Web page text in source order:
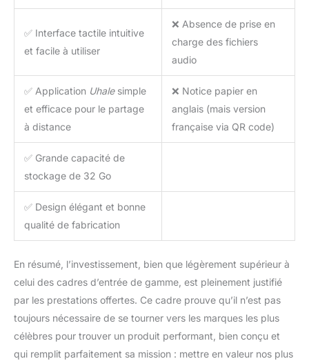
✅ Interface tactile intuitive
et facile à utiliser
❌ Absence de prise en
charge des fichiers
audio
✅ Application Uhalesimple
et efficace pour le partage
à distance
❌ Notice papier en
anglais (mais version
française via QR code)
✅ Grande capacité de
stockage de 32 Go
✅ Design élégant et bonne
qualité de fabrication
En résumé, l’investissement, bien que légèrement supérieur à
celui des cadres d’entrée de gamme, est pleinement justifié
par les prestations offertes. Ce cadre prouve qu’il n’est pas
toujours nécessaire de se tourner vers les marques les plus
célèbres pour trouver un produit performant, bien conçu et
qui remplit parfaitement sa mission : mettre en valeur nos plus